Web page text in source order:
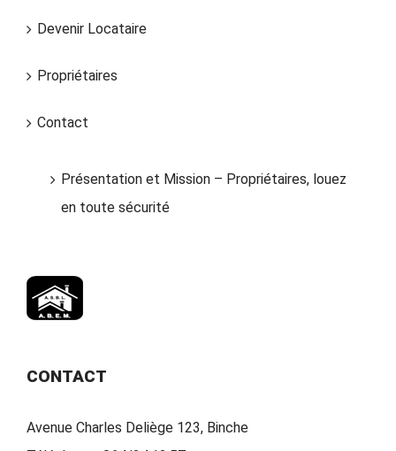
Devenir Locataire
Propriétaires
Contact
Présentation et Mission – Propriétaires, louez
en toute sécurité
CONTACT
Avenue Charles Deliège 123, Binche